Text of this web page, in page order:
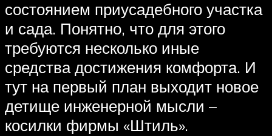
состоянием приусадебного участка
и сада. Понятно, что для этого
требуются несколько иные
средства достижения комфорта. И
тут на первый план выходит новое
детище инженерной мысли –
косилки фирмы «Штиль».